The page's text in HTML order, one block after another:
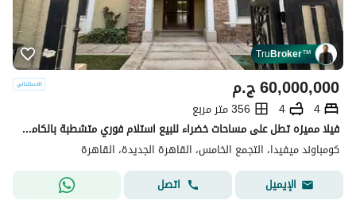
TruBroker™
ج.م60,000,000
4
4
356 متر مربع
فيلا مميزه تطل على مساحات خضراء للبيع استلام فوري متشطبة بالكامل فى ميفيدا القاهره الجديده
كومباوند ميفيدا، التجمع الخامس، القاهرة الجديدة، القاهرة
الإيميل
اتصل